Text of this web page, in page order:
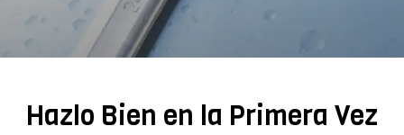
Hazlo Bien en la Primera Vez